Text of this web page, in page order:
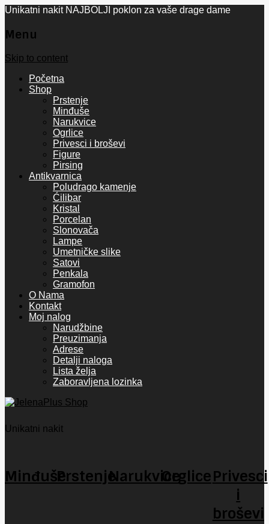
Unikatni nakit NAJBOLJI poklon za vaše drage dame
Menu
Skip to content
Početna
Shop
Prstenje
Minđuše
Narukvice
Ogrlice
Privesci i broševi
Figure
Pirsing
Antikvarnica
Poludrago kamenje
Ćilibar
Kristal
Porcelan
Slonovača
Lampe
Umetničke slike
Satovi
Penkala
Gramofon
O Nama
Kontakt
Moj nalog
Narudžbine
Preuzimanja
Adrese
Detalji naloga
Lista želja
Zaboravljena lozinka
Unikatni nakit
MinđušePrstenjeNarukviceOrglicePrivesci
i
broševi